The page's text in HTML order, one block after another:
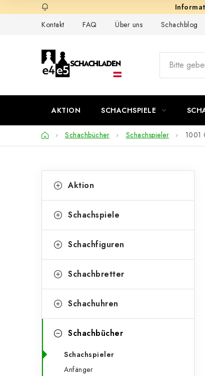
Inhalt
Kontakt
FAQ Über uns Schachblog
AKTION SCHACHSPIELE
StartseiteSchachbücher Schachspieler 1001
e
t
e
l
e
s
überspringen
a
e
o
i
Aktion
Schachspiele
Schachfiguren
Schachbretter
Schachuhren
Schachbücher
Schachspieler
Anfänger